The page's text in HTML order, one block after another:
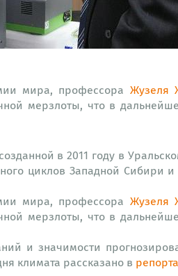
мира, профессора Жузеля
мерзлоты, что в
в 2011 году в
циклов Западной Сибири
мира, профессора Жузеля
мерзлоты, что в
и значимости
климата рассказано в